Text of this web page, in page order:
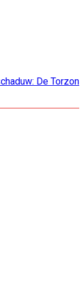
De Torzon